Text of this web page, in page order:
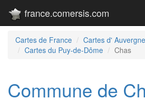
france.comersis.com
Cartes de France
Cartes d'
Cartes du Puy-de-Dôme
Chas
Commune de